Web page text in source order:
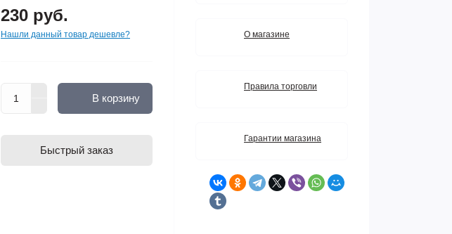
230 руб.
Нашли данный товар дешевле?
В корзину
Быстрый заказ
О магазине
Правила торговли
Гарантии магазина